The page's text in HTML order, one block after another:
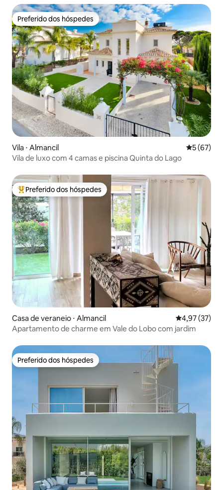
Preferido dos hóspedes
Preferido dos hóspedes
Vila ⋅ Almancil 5 de uma
5 (67)
Vila de luxo com 4 camas e piscina Quinta do Lago
Entre os melhores preferidos dos hóspedes
Preferido dos hóspedes
Casa de veraneio ⋅ Almancil 4,97 de uma
4,97 (37)
Apartamento de charme em Vale do Lobo com jardim
Preferido dos hóspedes
Preferido dos hóspedes